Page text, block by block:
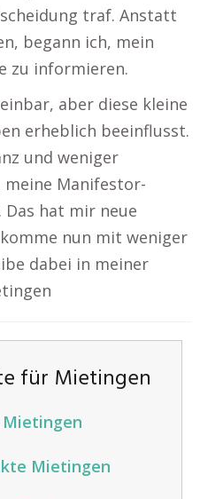
traf. Anstatt
begann ich, mein
zu informieren.
aber diese kleine
erheblich beeinflusst.
und weniger
Manifestor-
hat mir neue
nun mit weniger
dabei in meiner
für Mietingen
Mietingen
Mietingen